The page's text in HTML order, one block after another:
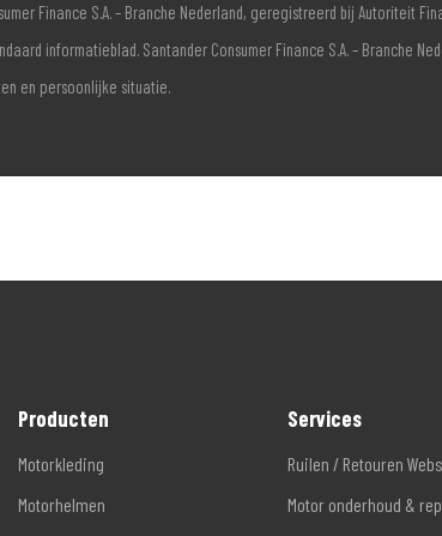
Finance S.A. – Branche Nederland, geregistreerd bij Autoriteit
informatieblad. Santander Consumer Finance S.A. – Branche
en persoonlijke situatie.
Producten
Motorkleding
Motorhelmen
Services
Ruilen / Retouren
Motor onderhoud &